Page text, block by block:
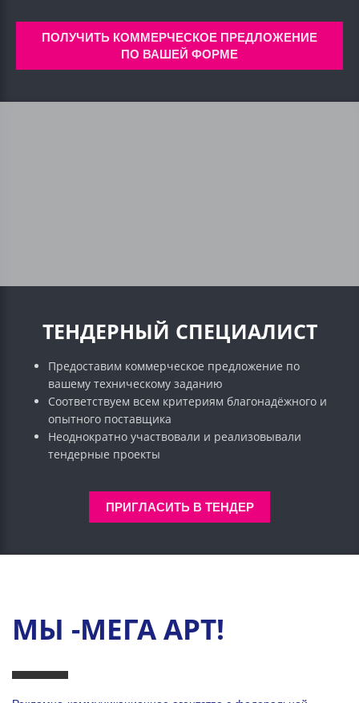
ПОЛУЧИТЬ КОММЕРЧЕСКОЕ ПРЕДЛОЖЕНИЕ
ПО ВАШЕЙ ФОРМЕ
ТЕНДЕРНЫЙ СПЕЦИАЛИСТ
Предоставим коммерческое предложение по
вашему техническому заданию
Соответствуем всем критериям благонадёжного и
опытного поставщика
Неоднократно участвовали и реализовывали
тендерные проекты
ПРИГЛАСИТЬ В ТЕНДЕР
МЫ -МЕГА АРТ!